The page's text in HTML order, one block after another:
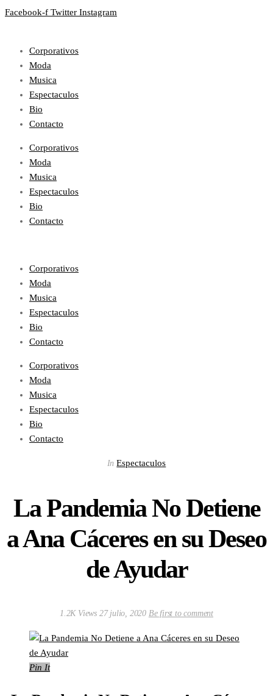
Facebook-f Twitter Instagram
Corporativos
Moda
Musica
Espectaculos
Bio
Contacto
Corporativos
Moda
Musica
Espectaculos
Bio
Contacto
Corporativos
Moda
Musica
Espectaculos
Bio
Contacto
Corporativos
Moda
Musica
Espectaculos
Bio
Contacto
In Espectaculos
La Pandemia No Detiene
a Ana Cáceres en su Deseo
de Ayudar
1.2K Views 27 julio, 2020 Be first to comment
Pin It